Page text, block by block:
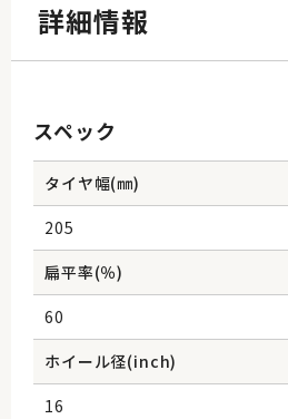
詳細情報
スペック
タイヤ幅(㎜)
205
扁平率(％)
60
ホイール径(inch)
16